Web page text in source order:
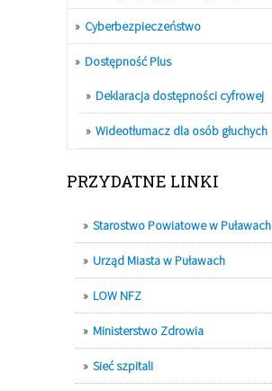
Cyberbezpieczeństwo
Dostępność Plus
Deklaracja dostępności cyfrowej
Wideotłumacz dla osób głuchych
PRZYDATNE LINKI
Starostwo Powiatowe w Puławach
Urząd Miasta w Puławach
LOW NFZ
Ministerstwo Zdrowia
Sieć szpitali